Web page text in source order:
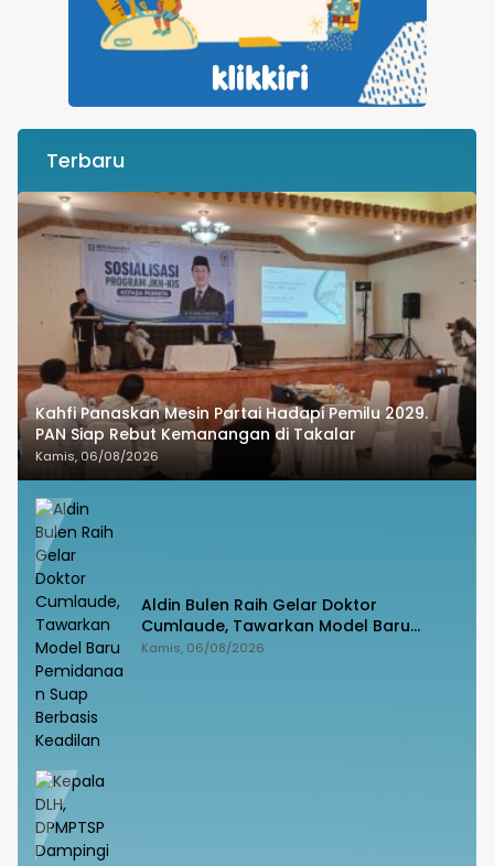
Terbaru
Kahfi Panaskan Mesin Partai Hadapi Pemilu 2029.
PAN Siap Rebut Kemanangan di Takalar
Kamis, 06/08/2026
Aldin Bulen Raih Gelar Doktor
Cumlaude, Tawarkan Model Baru
Pemidanaan Suap Berbasis Keadilan
Kamis, 06/08/2026